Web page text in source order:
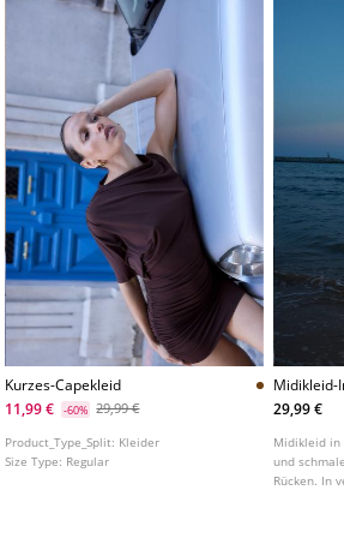
Kurzes-Capekleid
11,99 €
-60% 29,99 €
Product_Type_Split: Kleider
Size Type: Regular
Midikleid-
29,99 €
Midikleid in
und
Rücken. In